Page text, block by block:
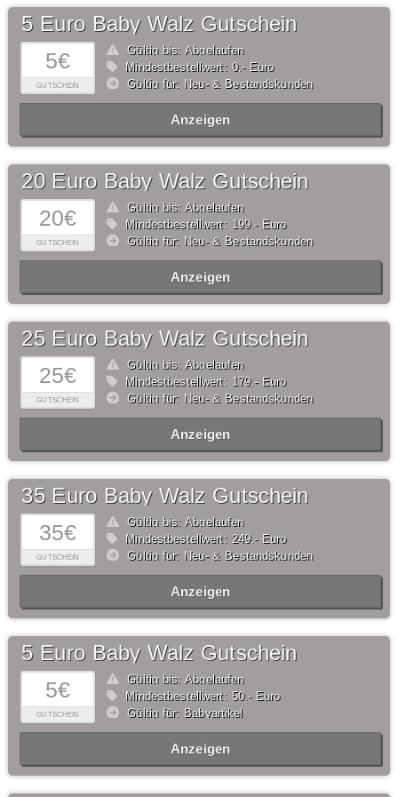
5€
GUTSCHEIN
5 Euro Baby Walz Gutschein
Gültig bis: Abgelaufen
Mindestbestellwert: 0,- Euro
Gültig für: Neu- & Bestandskunden
Anzeigen
20€
GUTSCHEIN
20 Euro Baby Walz Gutschein
Gültig bis: Abgelaufen
Mindestbestellwert: 199,- Euro
Gültig für: Neu- & Bestandskunden
Anzeigen
25€
GUTSCHEIN
25 Euro Baby Walz Gutschein
Gültig bis: Abgelaufen
Mindestbestellwert: 179,- Euro
Gültig für: Neu- & Bestandskunden
Anzeigen
35€
GUTSCHEIN
35 Euro Baby Walz Gutschein
Gültig bis: Abgelaufen
Mindestbestellwert: 249,- Euro
Gültig für: Neu- & Bestandskunden
Anzeigen
5€
GUTSCHEIN
5 Euro Baby Walz Gutschein
Gültig bis: Abgelaufen
Mindestbestellwert: 50,- Euro
Gültig für: Babyartikel
Anzeigen